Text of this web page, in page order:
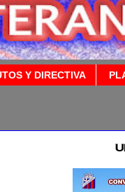
Y DIRECTIVA